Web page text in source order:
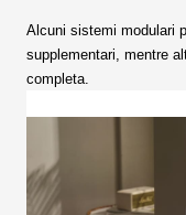
Alcuni sistemi modulari
supplementari, mentre
completa.